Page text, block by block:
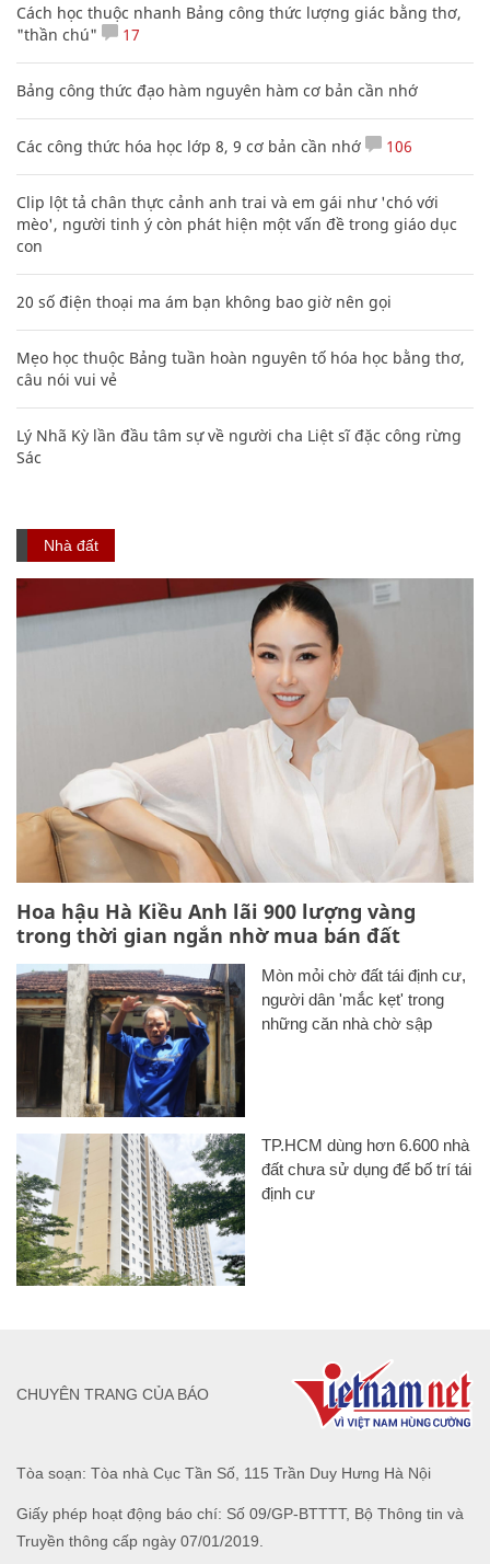
Cách học thuộc nhanh Bảng công thức lượng giác bằng thơ,
"thần chú"
17
Bảng công thức đạo hàm nguyên hàm cơ bản cần nhớ
Các công thức hóa học lớp 8, 9 cơ bản cần nhớ 106
Clip lột tả chân thực cảnh anh trai và em gái như 'chó với
mèo', người tinh ý còn phát hiện một vấn đề trong giáo dục
con
20 số điện thoại ma ám bạn không bao giờ nên gọi
Mẹo học thuộc Bảng tuần hoàn nguyên tố hóa học bằng thơ,
câu nói vui vẻ
Lý Nhã Kỳ lần đầu tâm sự về người cha Liệt sĩ đặc công rừng
Sác
Nhà đất
Hoa hậu Hà Kiều Anh lãi 900 lượng vàng
trong thời gian ngắn nhờ mua bán đất
Mòn mỏi chờ đất tái định cư,
người dân 'mắc kẹt' trong
những căn nhà chờ sập
TP.HCM dùng hơn 6.600 nhà
đất chưa sử dụng để bố trí tái
định cư
Tòa soạn: Tòa nhà Cục Tần Số, 115 Trần Duy Hưng Hà Nội
Giấy phép hoạt động báo chí: Số 09/GP-BTTTT, Bộ Thông tin và
Truyền thông cấp ngày 07/01/2019.
CHUYÊN TRANG CỦA BÁO